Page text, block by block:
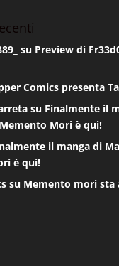
su Preview di
Comics presenta
su Finalmente il
Mori è qui!
il manga di
è qui!
su Memento mori